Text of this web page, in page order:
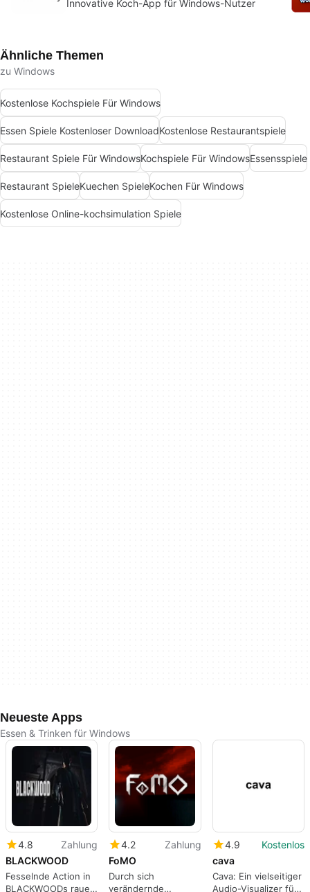
Innovative Koch-App für Windows-Nutzer
Ähnliche Themen
zu Windows
Kostenlose Kochspiele Für Windows
Essen Spiele Kostenloser DownloadKostenlose Restaurantspiele
Restaurant Spiele Für WindowsKochspiele Für WindowsEssensspiele
Restaurant SpieleKuechen SpieleKochen Für Windows
Kostenlose Online-kochsimulation Spiele
Neueste Apps
Essen & Trinken für Windows
4.8
Zahlung
BLACKWOOD
Fesselnde Action in
BLACKWOODs rauer
4.2
Zahlung
FoMO
Durch sich
verändernde
4.9
Kostenlos
cava
Cava: Ein vielseitiger
Audio-Visualizer für